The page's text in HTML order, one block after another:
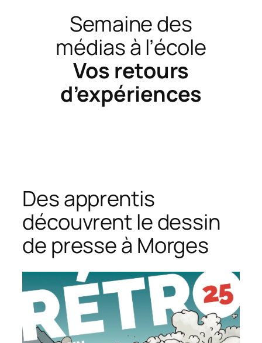
Semaine des
médias à l’école
Vos retours
d’expériences
Des apprentis
découvrent le dessin
de presse à Morges